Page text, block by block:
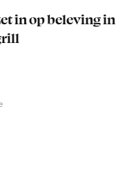
in op beleving in